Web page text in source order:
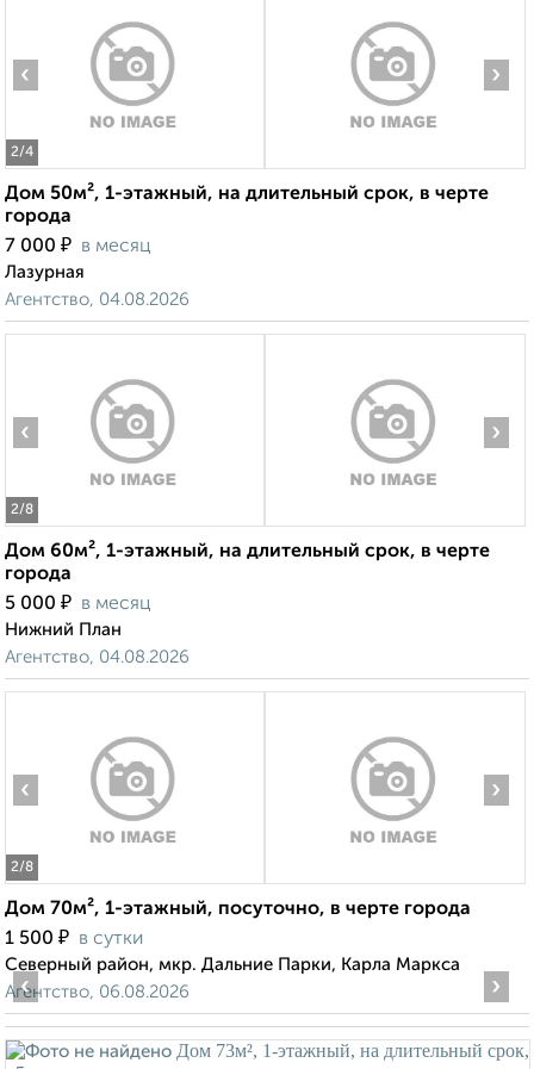
2/4
‹ ›
Дом 50м², 1-этажный, на длительный срок, в черте
города
7 000 ₽ в месяц
Лазурная
Агентство, 04.08.2026
2/8
‹ ›
Дом 60м², 1-этажный, на длительный срок, в черте
города
5 000 ₽ в месяц
Нижний План
Агентство, 04.08.2026
2/8
‹ ›
Дом 70м², 1-этажный, посуточно, в черте города
1 500 ₽ в сутки
Северный район, мкр. Дальние Парки, Карла Маркса
Агентство, 06.08.2026
‹ ›